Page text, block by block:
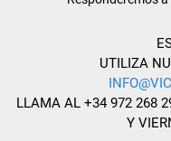
UTILIZA
LLAMA AL +34 972 268
Y